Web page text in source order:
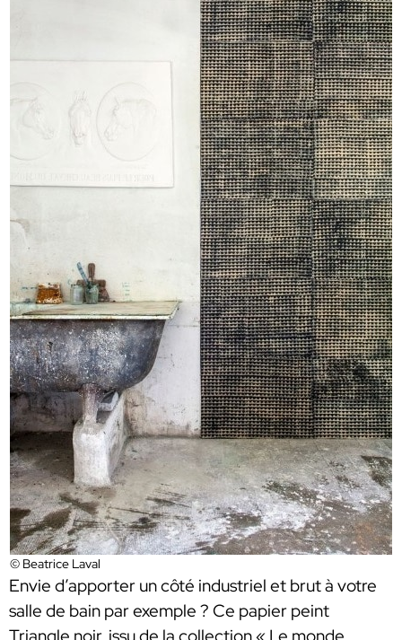
© Beatrice Laval
Envie d’apporter un côté industriel et brut à votre
salle de bain par exemple ? Ce papier peint